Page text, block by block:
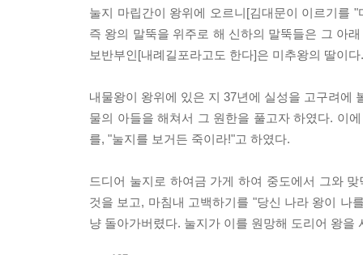
눌지 마립간이 왕위에 오르니[김대문이 이르기를
즉 왕의 말뚝을 위주로 해 신하의 말뚝들은 그 아
보반부인[내례길포라고도 한다]은 미추왕의 딸이
내물왕이 왕위에 있은 지 37년에 실성을 고구려에
물의 아들을 해쳐서 그 원한을 풀고자 하였다. 이
를, "눌지를 보거든 죽이라!"고 하였다.
드디어 눌지로 하여금 가게 하여 중도에서 그와
것을 보고, 마침내 고백하기를 "당신 나라 왕이 나
냥 돌아가버렸다. 눌지가 이를 원망해 도리어 왕을